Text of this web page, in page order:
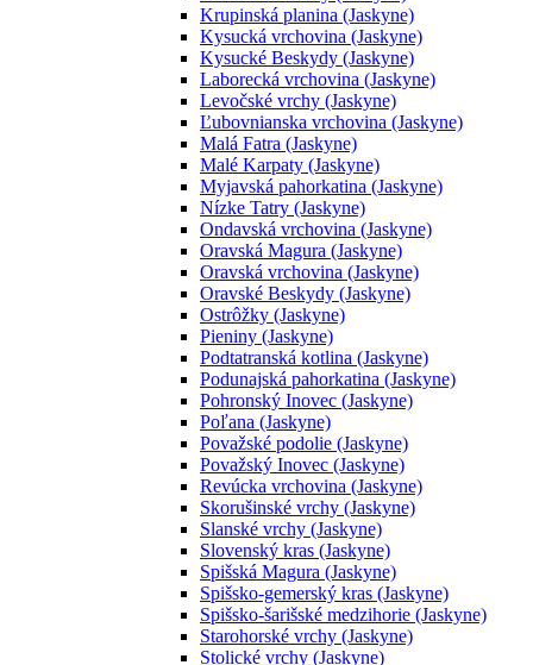
Krupinská planina (Jaskyne)
Kysucká vrchovina (Jaskyne)
Kysucké Beskydy (Jaskyne)
Laborecká vrchovina (Jaskyne)
Levočské vrchy (Jaskyne)
Ľubovnianska vrchovina (Jaskyne)
Malá Fatra (Jaskyne)
Malé Karpaty (Jaskyne)
Myjavská pahorkatina (Jaskyne)
Nízke Tatry (Jaskyne)
Ondavská vrchovina (Jaskyne)
Oravská Magura (Jaskyne)
Oravská vrchovina (Jaskyne)
Oravské Beskydy (Jaskyne)
Ostrôžky (Jaskyne)
Pieniny (Jaskyne)
Podtatranská kotlina (Jaskyne)
Podunajská pahorkatina (Jaskyne)
Pohronský Inovec (Jaskyne)
Poľana (Jaskyne)
Považské podolie (Jaskyne)
Považský Inovec (Jaskyne)
Revúcka vrchovina (Jaskyne)
Skorušinské vrchy (Jaskyne)
Slanské vrchy (Jaskyne)
Slovenský kras (Jaskyne)
Spišská Magura (Jaskyne)
Spišsko-gemerský kras (Jaskyne)
Spišsko-šarišské medzihorie (Jaskyne)
Starohorské vrchy (Jaskyne)
Stolické vrchy (Jaskyne)